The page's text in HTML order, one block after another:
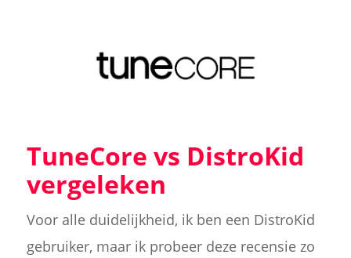
TuneCore vs DistroKid
vergeleken
Voor alle duidelijkheid, ik ben een DistroKid
gebruiker, maar ik probeer deze recensie zo